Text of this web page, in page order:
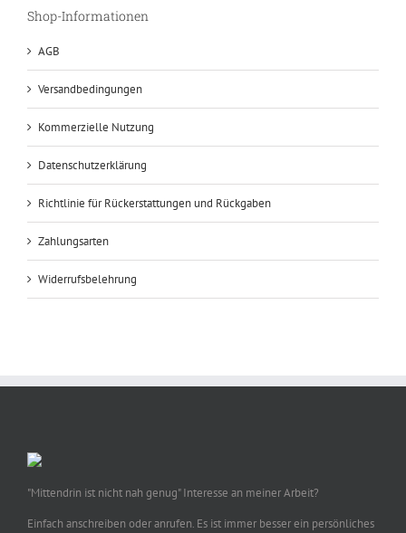
Shop-Informationen
AGB
Versandbedingungen
Kommerzielle Nutzung
Datenschutzerklärung
Richtlinie für Rückerstattungen und Rückgaben
Zahlungsarten
Widerrufsbelehrung
"Mittendrin ist nicht nah genug" Interesse an meiner Arbeit?
Einfach anschreiben oder anrufen. Es ist immer besser ein persönliches